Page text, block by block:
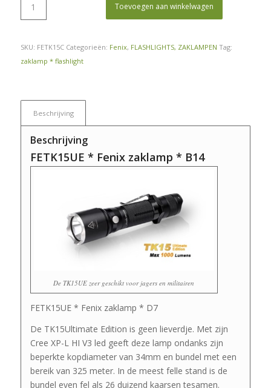
Toevoegen aan winkelwagen
SKU: FETK15C Categorieën: Fenix, FLASHLIGHTS, ZAKLAMPEN Tag:
zaklamp * flashlight
Beschrijving
Beschrijving
FETK15UE * Fenix zaklamp * B14
De TK15UE zeer geschikt voor jagers en militairen
FETK15UE * Fenix zaklamp * D7
De TK15Ultimate Edition is geen lieverdje. Met zijn
Cree XP-L HI V3 led geeft deze lamp ondanks zijn
beperkte kopdiameter van 34mm en bundel met een
bereik van 325 meter. In de meest felle stand is de
bundel even fel als 26 duizend kaarsen tesamen.